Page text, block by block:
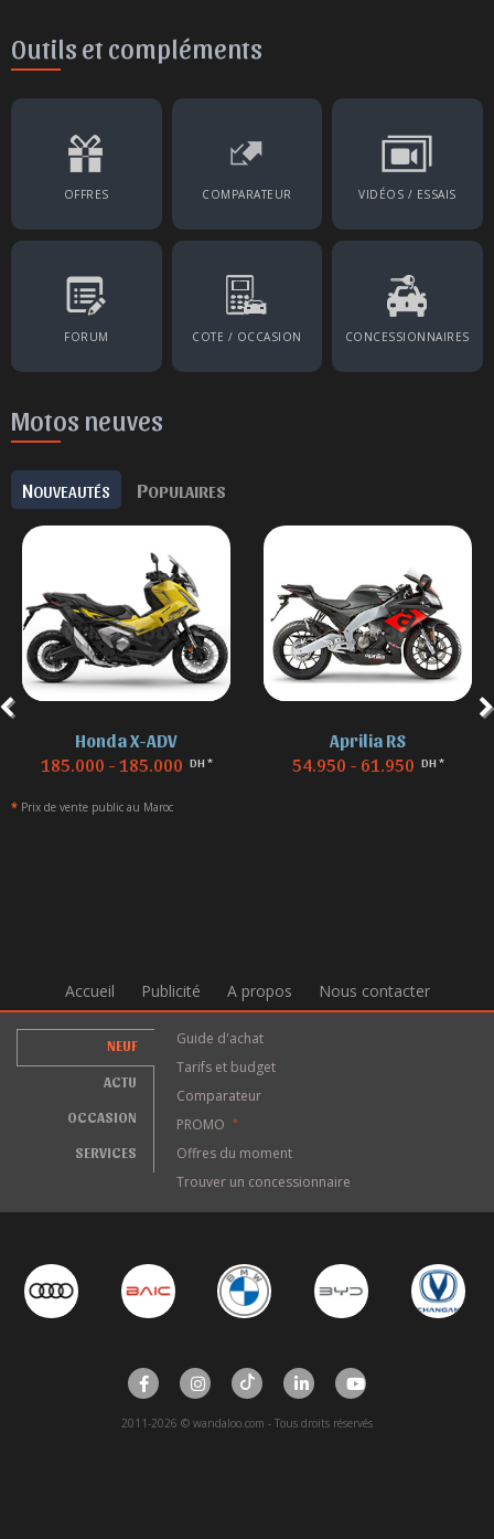
Outils et compléments
OFFRES COMPARATEUR VIDÉOS / ESSAIS
FORUM COTE / OCCASION CONCESSIONNAIRES
Motos neuves
NOUVEAUTÉS POPULAIRES
Aprilia RS
54.950 - 61.950 DH *
BMW F 850
155.000 - 155.000 DH *
* Prix de vente public au Maroc
Accueil Publicité A propos Nous contacter
NEUF
ACTU
OCCASION
SERVICES
Guide d'achat
Tarifs et budget
Comparateur
PROMO
*
Offres du moment
Trouver un concessionnaire
2011-2026 © wandaloo.com - Tous droits réservés